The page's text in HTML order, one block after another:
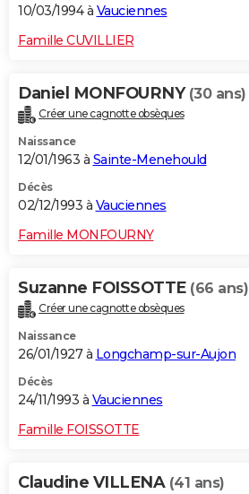
10/03/1994 à Vauciennes
Famille CUVILLIER
Daniel MONFOURNY (30 ans)
Créer une cagnotte obsèques
Naissance
12/01/1963 à Sainte-Menehould
Décès
02/12/1993 à Vauciennes
Famille MONFOURNY
Suzanne FOISSOTTE (66 ans)
Créer une cagnotte obsèques
Naissance
26/01/1927 à Longchamp-sur-Aujon
Décès
24/11/1993 à Vauciennes
Famille FOISSOTTE
Claudine VILLENA (41 ans)